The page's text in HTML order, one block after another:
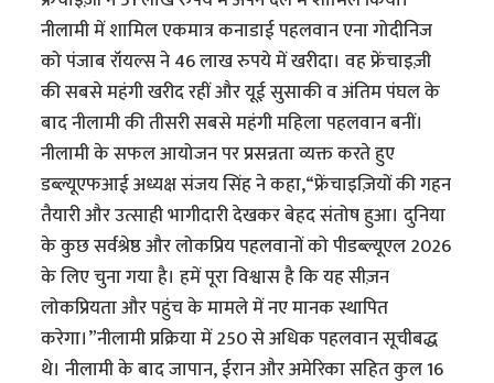
नीलामी में शामिल एकमात्र कनाडाई पहलवान एना गोदीनिज
को पंजाब रॉयल्स ने 46 लाख रुपये में खरीदा। वह फ्रेंचाइज़ी
की सबसे महंगी खरीद रहीं और यूई सुसाकी व अंतिम पंघल के
बाद नीलामी की तीसरी सबसे महंगी महिला पहलवान बनीं।
नीलामी के सफल आयोजन पर प्रसन्नता व्यक्त करते हुए
डब्ल्यूएफआई अध्यक्ष संजय सिंह ने कहा,“फ्रेंचाइज़ियों की गहन
तैयारी और उत्साही भागीदारी देखकर बेहद संतोष हुआ। दुनिया
के कुछ सर्वश्रेष्ठ और लोकप्रिय पहलवानों को पीडब्ल्यूएल 2026
के लिए चुना गया है। हमें पूरा विश्वास है कि यह सीज़न
लोकप्रियता और पहुंच के मामले में नए मानक स्थापित
करेगा।”नीलामी प्रक्रिया में 250 से अधिक पहलवान सूचीबद्ध
थे। नीलामी के बाद जापान, ईरान और अमेरिका सहित कुल 16